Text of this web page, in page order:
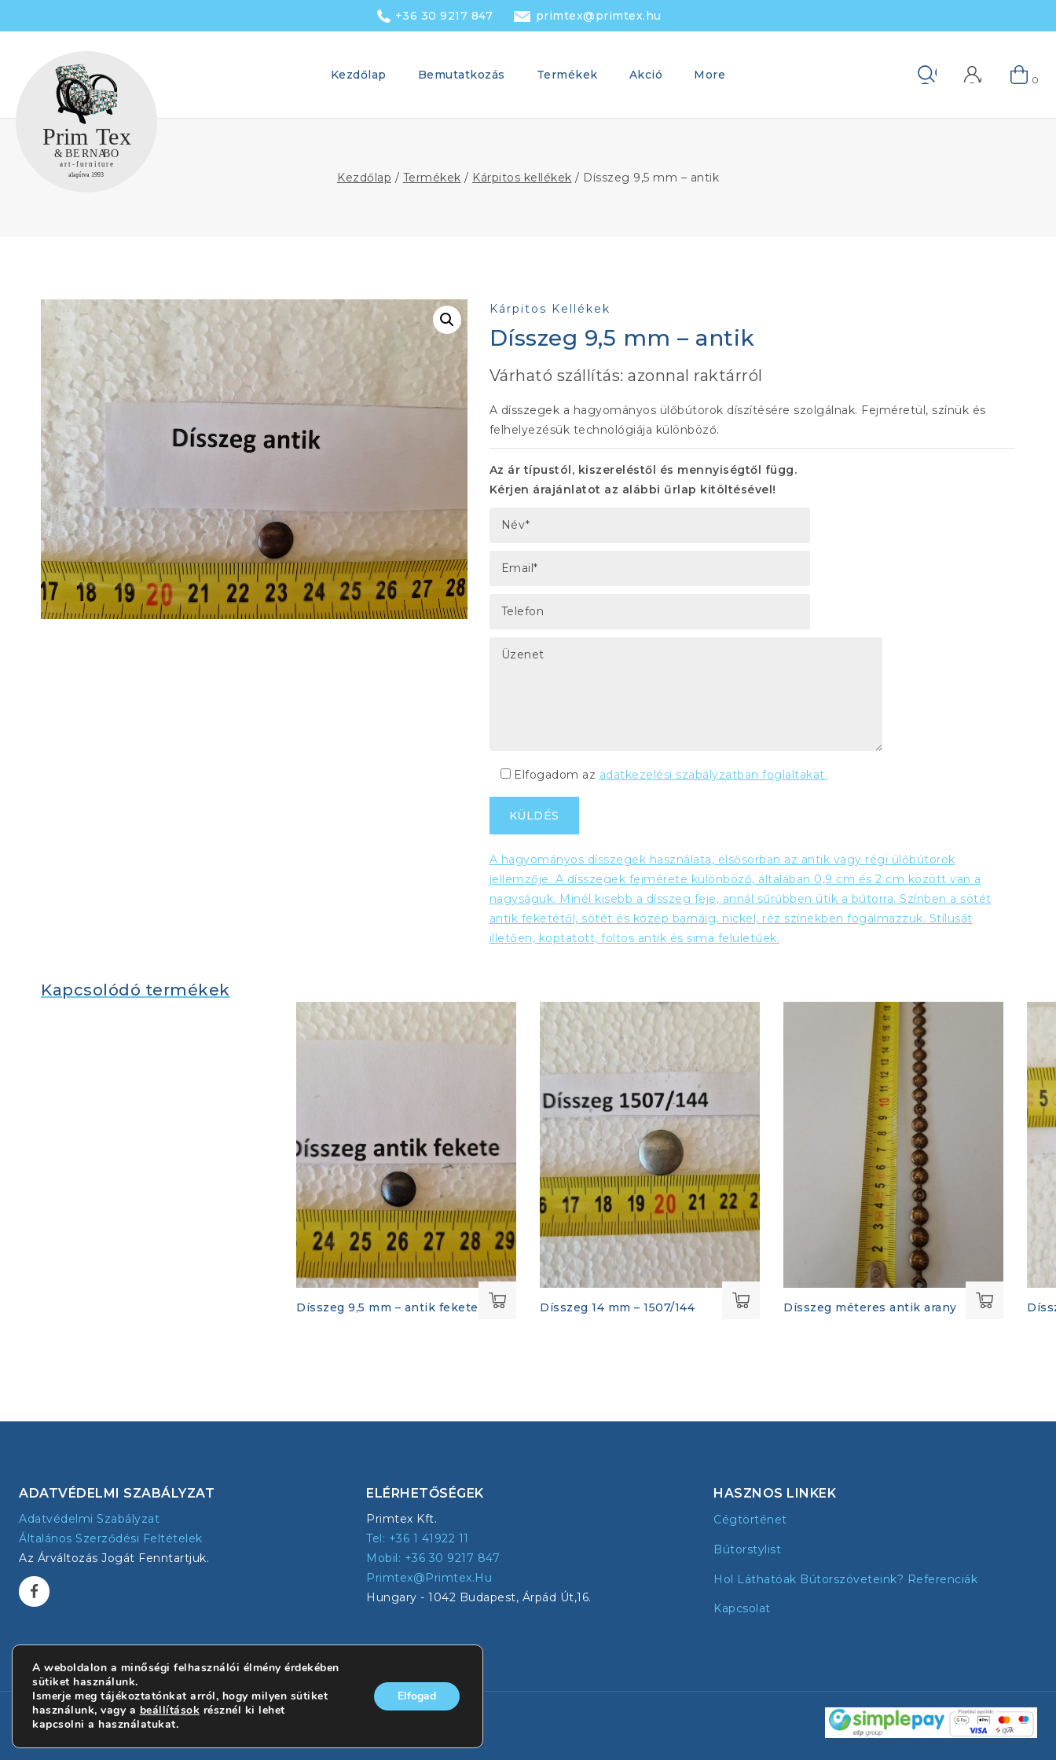
to
+36 30 9217 847 primtex@primtex.hu
Kezdőlap Bemutatkozás Termékek Akció More 0
Kezdőlap / Termékek / Kárpitos kellékek / Dísszeg 9,5 mm – antik
Kárpitos Kellékek
Dísszeg 9,5 mm – antik
Várható szállítás: azonnal raktárról
A dísszegek a hagyományos ülőbútorok díszítésére szolgálnak. Fejméretül, színük és
felhelyezésük technológiája különböző.
Az ár típustól, kiszereléstől és mennyiségtől függ.
Kérjen árajánlatot az alábbi űrlap kitöltésével!
Elfogadom az adatkezelési szabályzatban foglaltakat.
A hagyományos dísszegek használata, elsősorban az antik vagy régi ülőbútorok
jellemzője. A dísszegek fejmérete különböző, általában 0,9 cm és 2 cm között van a
nagyságuk. Minél kisebb a dísszeg feje, annál sűrűbben ütik a bútorra. Színben a sötét
antik feketétől, sötét és közép barnáig, nickel, réz színekben fogalmazzuk. Stílusát
illetően, koptatott, foltos antik és sima felületűek.
Kapcsolódó termékek
Dísszeg 9,5 mm – antik fekete Dísszeg 14 mm – 1507/144 Dísszeg méteres antik arany
ADATVÉDELMI SZABÁLYZAT
Adatvédelmi Szabályzat
Általános Szerződési Feltételek
Az Árváltozás Jogát Fenntartjuk.
ELÉRHETŐSÉGEK
Primtex Kft.
Tel: +36 1 41922 11
Mobil: +36 30 9217 847
Primtex@primtex.hu
Hungary - 1042 Budapest, Árpád Út,16.
HASZNOS LINKEK
Cégtörténet
Bútorstylist
Hol Láthatóak Bútorszöveteink? Referenciák
Kapcsolat
© 2026 - Primtex | Minden jog fenntartva!
A weboldalon a minőségi felhasználói élmény érdekében
sütiket használunk.
Ismerje meg tájékoztatónkat arról, hogy milyen sütiket
használunk, vagy a beállítások résznél ki lehet
kapcsolni a használatukat.
Elfogad